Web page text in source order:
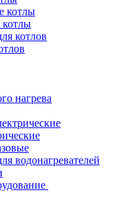
котлы
котлы
котлов
нагрева
водонагревателей